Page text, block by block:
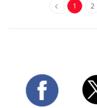
1 2